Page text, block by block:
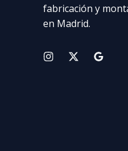
fabricación y
en Madrid.